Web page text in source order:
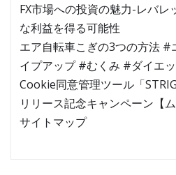
FX市場への投資の魅力-レバレ
な利益を得る可能性
エア自転車こぎの3つの方法 #
イプアップ #むくみ #ダイエッ
Cookie同意管理ツール「
リリース記念キャンペーン【
サイトマップ